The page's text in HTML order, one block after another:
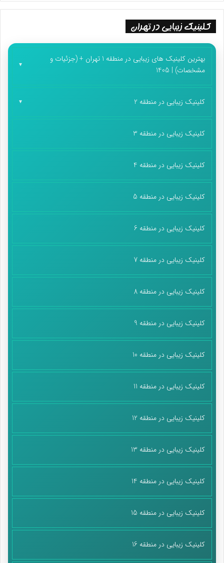
کلیدی و متخصص ۶۷ درصد شرکت‌های دانش بنیان، وارد فرآیند
مهاجرت شده‌اند.
پایان پیام/غ
کلینیک زیبایی در تهران
بهترین کلینیک های زیبایی در منطقه 1 تهران + (جزئیات و
مشخصات) | 1405
کلینیک زیبایی در منطقه 2
کلینیک زیبایی در منطقه 3
کلینیک زیبایی در منطقه 4
کلینیک زیبایی در منطقه 5
کلینیک زیبایی در منطقه 6
کلینیک زیبایی در منطقه 7
کلینیک زیبایی در منطقه 8
کلینیک زیبایی در منطقه 9
کلینیک زیبایی در منطقه 10
کلینیک زیبایی در منطقه 11
کلینیک زیبایی در منطقه 12
کلینیک زیبایی در منطقه 13
کلینیک زیبایی در منطقه 14
کلینیک زیبایی در منطقه 15
کلینیک زیبایی در منطقه 16